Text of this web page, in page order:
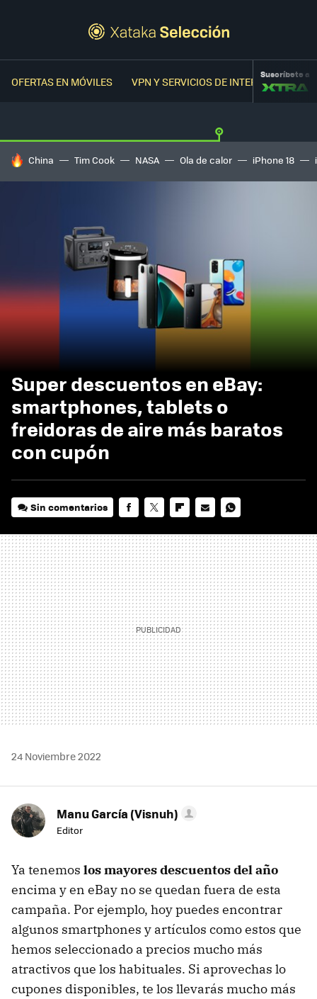
OFERTAS EN MÓVILES VPN Y SERVICIOS DE INTERNETSuscríbete a
HOY SE HABLA DE
China Tim Cook NASA Ola de calor iPhone 18
Super descuentos en eBay:
smartphones, tablets o
freidoras de aire más baratos
con cupón
Sin comentarios
MAIL
24 Noviembre 2022
Manu García (Visnuh)
Editor
Ya tenemos los mayores descuentos del año
encima y en eBay no se quedan fuera de esta
campaña. Por ejemplo, hoy puedes encontrar
algunos smartphones y artículos como estos que
hemos seleccionado a precios mucho más
atractivos que los habituales. Si aprovechas lo
cupones disponibles, te los llevarás mucho más